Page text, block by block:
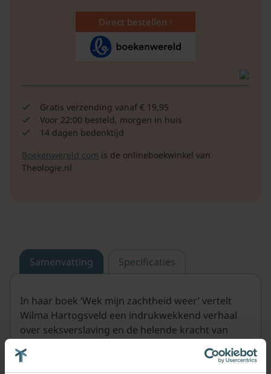
Direct bestellen
Gratis verzending vanaf € 19,95
Voor 22:00 besteld, morgen in huis
14 dagen bedenktijd
Boekenwereld.com is de onlineboekwinkel van
Theologie.nl
Samenvatting Specificaties
In haar boek ‘Wek mijn zachtheid weer’ vertelt
Wilma Hartogsveld een indrukwekkend verhaal
over seksverslaving en de helende kracht van
haar leven, maar dan ontdekt ze dat hij een